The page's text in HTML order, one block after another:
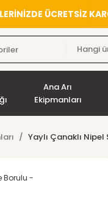
ÜCRETSİZ
Ana Arı
Ekipmanları
Yaylı Çanaklı Nipel